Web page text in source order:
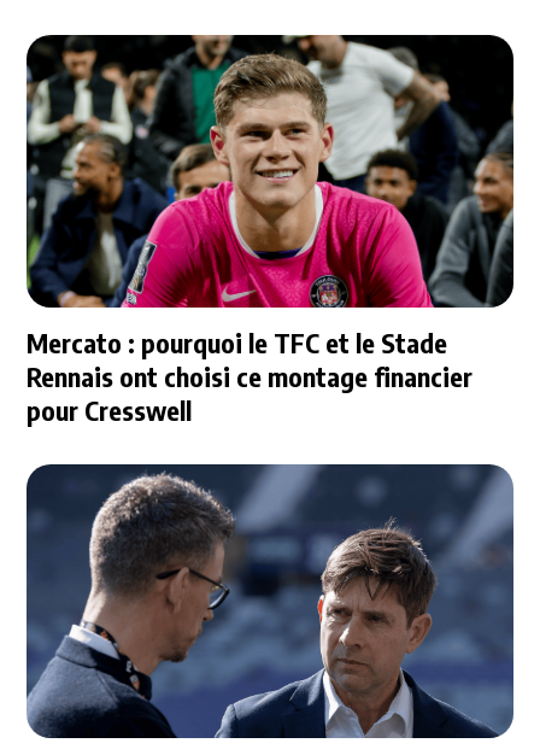
Mercato : pourquoi le TFC et le Stade
Rennais ont choisi ce montage financier
pour Cresswell